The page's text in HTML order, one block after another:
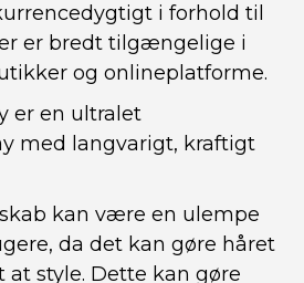
i forhold til
er bredt tilgængelige i
og onlineplatforme.
er en ultralet
med langvarigt, kraftigt
kan være en ulempe
da det kan gøre håret
style. Dette kan gøre